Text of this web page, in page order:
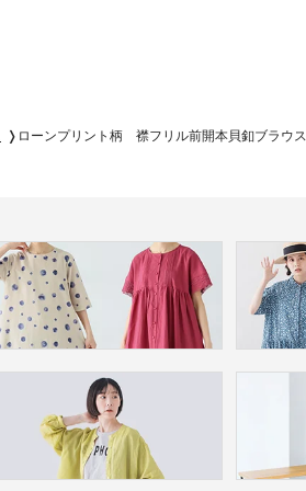
ローンプリント柄 襟フリル前開本貝釦ブラウス